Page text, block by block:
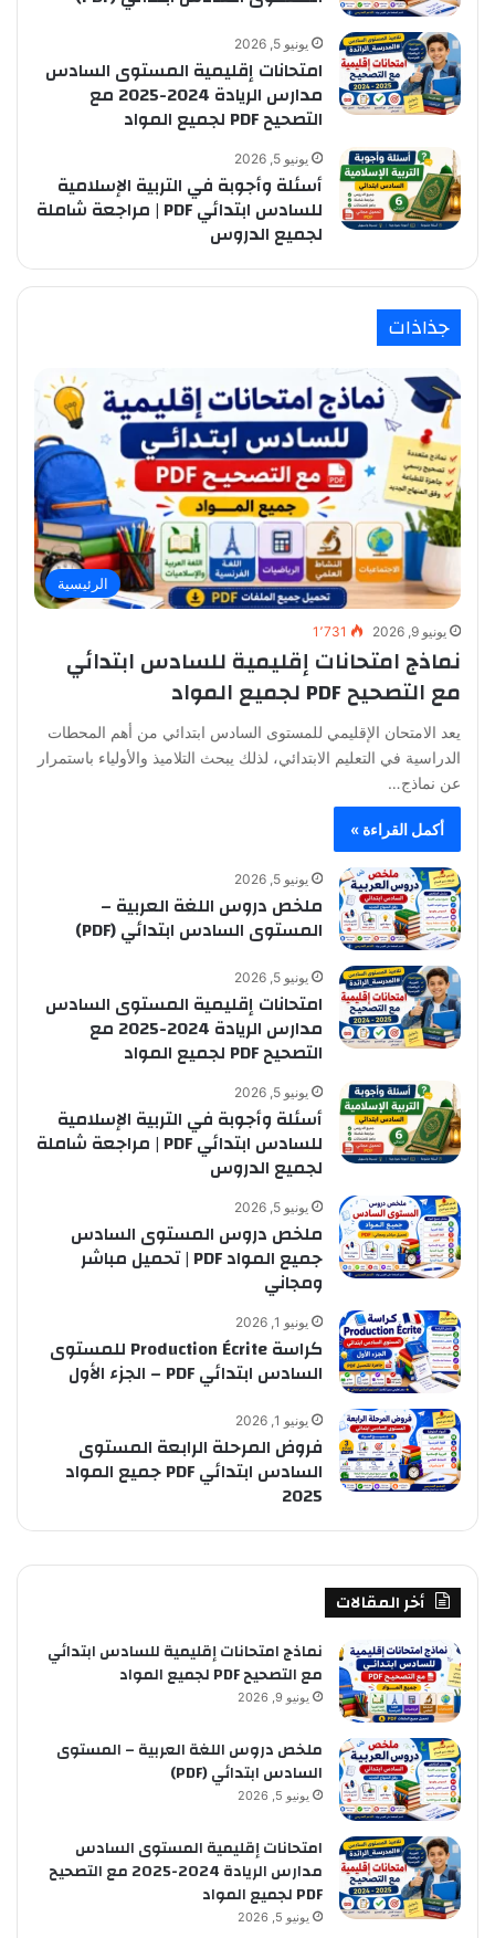
يونيو 5, 2026
امتحانات إقليمية المستوى السادس
مدارس الريادة 2024-2025 مع
التصحيح PDF لجميع المواد
يونيو 5, 2026
أسئلة وأجوبة في التربية الإسلامية
للسادس ابتدائي PDF | مراجعة شاملة
لجميع الدروس
جذاذات
الرئيسية
يونيو 9, 2026 1٬731
نماذج امتحانات إقليمية للسادس ابتدائي
مع التصحيح PDF لجميع المواد
يعد الامتحان الإقليمي للمستوى السادس ابتدائي من أهم المحطات
الدراسية في التعليم الابتدائي، لذلك يبحث التلاميذ والأولياء باستمرار
عن نماذج…
أكمل القراءة »
يونيو 5, 2026
ملخص دروس اللغة العربية –
المستوى السادس ابتدائي (PDF)
يونيو 5, 2026
امتحانات إقليمية المستوى السادس
مدارس الريادة 2024-2025 مع
التصحيح PDF لجميع المواد
يونيو 5, 2026
أسئلة وأجوبة في التربية الإسلامية
للسادس ابتدائي PDF | مراجعة شاملة
لجميع الدروس
يونيو 5, 2026
ملخص دروس المستوى السادس
جميع المواد PDF | تحميل مباشر
ومجاني
يونيو 1, 2026
كراسة Production Écrite للمستوى
السادس ابتدائي PDF – الجزء الأول
يونيو 1, 2026
فروض المرحلة الرابعة المستوى
السادس ابتدائي PDF جميع المواد
2025
أخر المقالات
نماذج امتحانات إقليمية للسادس ابتدائي
مع التصحيح PDF لجميع المواد
يونيو 9, 2026
ملخص دروس اللغة العربية – المستوى
السادس ابتدائي (PDF)
يونيو 5, 2026
امتحانات إقليمية المستوى السادس
مدارس الريادة 2024-2025 مع التصحيح
PDF لجميع المواد
يونيو 5, 2026